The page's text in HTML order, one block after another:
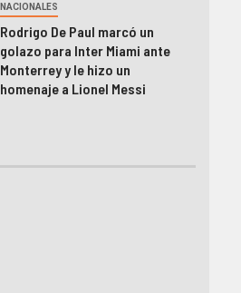
NACIONALES
Rodrigo De Paul marcó un
golazo para Inter Miami ante
Monterrey y le hizo un
homenaje a Lionel Messi